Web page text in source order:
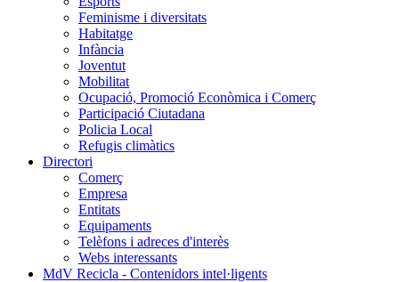
Feminisme i diversitats
Habitatge
Infància
Joventut
Mobilitat
Ocupació, Promoció Econòmica i Comerç
Participació Ciutadana
Policia Local
Refugis climàtics
Directori
Comerç
Empresa
Entitats
Equipaments
Telèfons i adreces d'interès
Webs interessants
MdV Recicla - Contenidors intel·ligents